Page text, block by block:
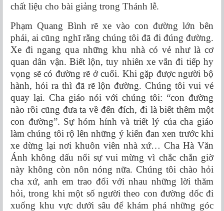
chất liệu cho bài giảng trong Thánh lễ.
Phạm Quang Bình rẽ xe vào con đường lớn bên
phải, ai cũng nghĩ rằng chúng tôi đã đi đúng đường.
Xe đi ngang qua những khu nhà có vẻ như là cơ
quan dân vận. Biết lộn, tuy nhiên xe vẫn đi tiếp hy
vọng sẽ có đường rẽ ở cuối. Khi gặp được người bộ
hành, hỏi ra thì đã rẽ lộn đường. Chúng tôi vui vẻ
quay lại. Cha giáo nói với chúng tôi: “con đường
nào rồi cũng đưa ta về đến đích, đi là biết thêm một
con đường”. Sự hóm hỉnh và triết lý của cha giáo
làm chúng tôi rộ lên những ý kiến đan xen trước khi
xe dừng lại nơi khuôn viên nhà xứ… Cha Hà Văn
Ánh không dấu nổi sự vui mừng vì chắc chắn giờ
này không còn nôn nóng nữa. Chúng tôi chào hỏi
cha xứ, anh em trao đổi với nhau những lời thăm
hỏi, trong khi một số người theo con đường dốc đi
xuống khu vực dưới sâu để khám phá những góc